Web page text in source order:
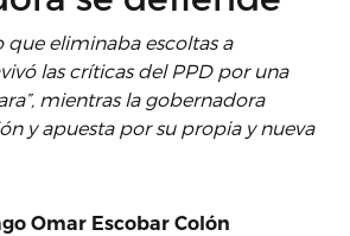
que eliminaba escoltas a
las críticas del PPD por una
mientras la gobernadora
y apuesta por su propia y nueva
Omar Escobar Colón